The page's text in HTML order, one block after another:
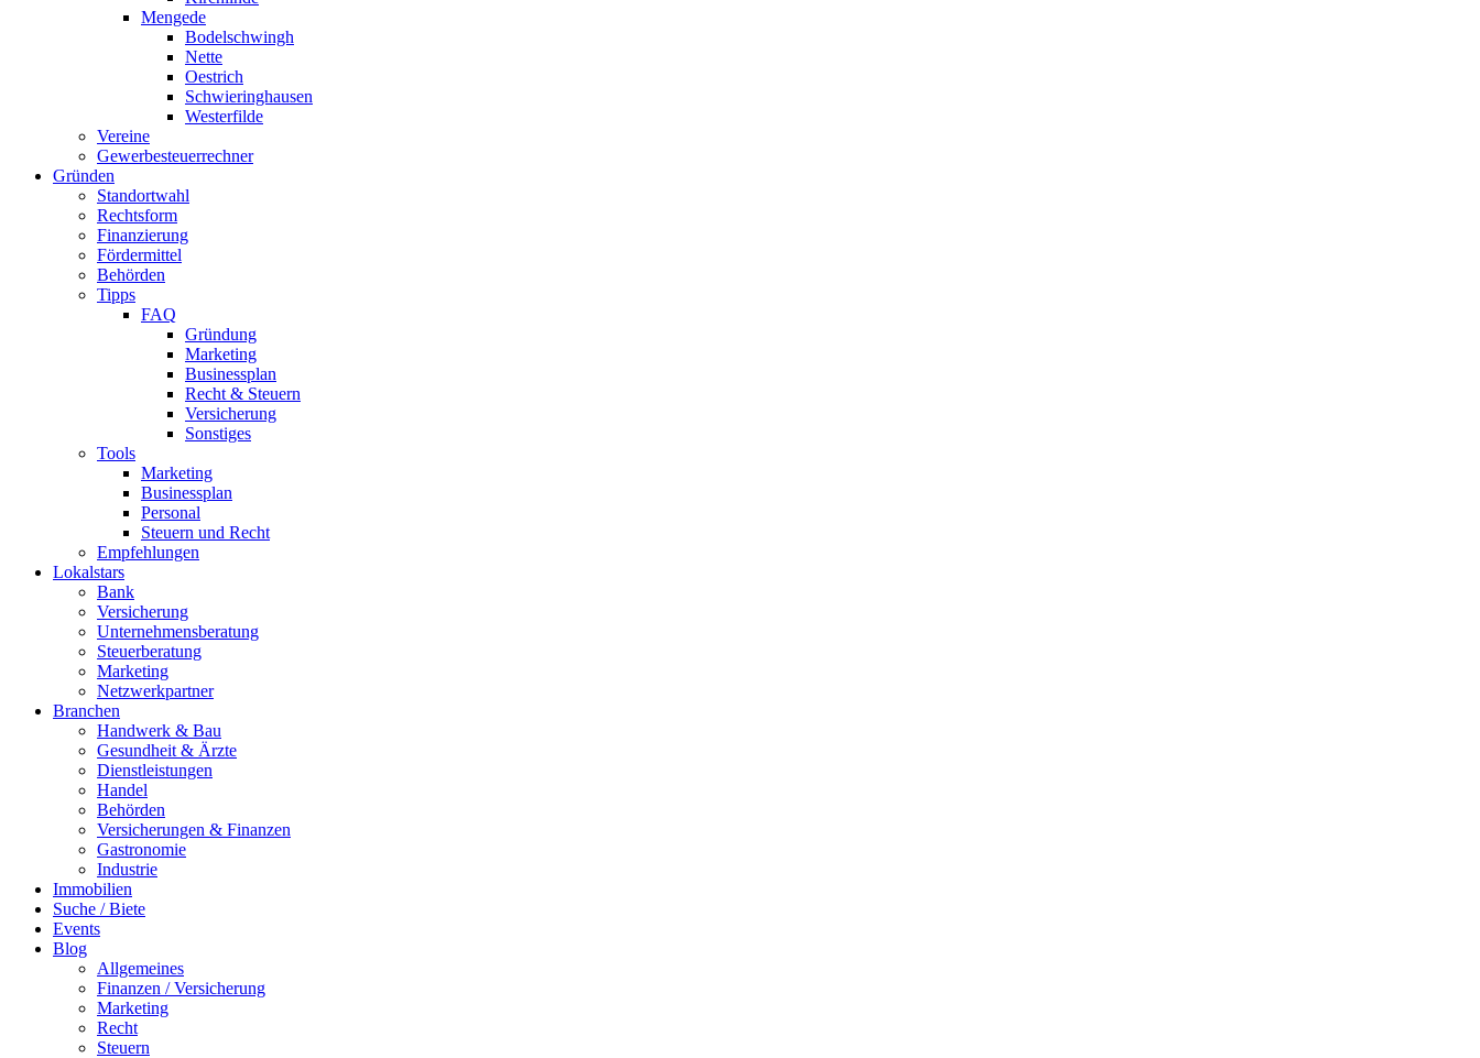
Mengede
Bodelschwingh
Nette
Oestrich
Schwieringhausen
Westerfilde
Vereine
Gewerbesteuerrechner
Gründen
Standortwahl
Rechtsform
Finanzierung
Fördermittel
Behörden
Tipps
FAQ
Gründung
Marketing
Businessplan
Recht & Steuern
Versicherung
Sonstiges
Tools
Marketing
Businessplan​
Personal
Steuern und Recht
Empfehlungen
Lokalstars
Bank
Versicherung
Unternehmensberatung
Steuerberatung
Marketing
Netzwerkpartner
Branchen
Handwerk & Bau
Gesundheit & Ärzte
Dienstleistungen
Handel
Behörden
Versicherungen & Finanzen
Gastronomie
Industrie
Immobilien
Suche / Biete
Events
Blog
Allgemeines
Finanzen / Versicherung
Marketing
Recht
Steuern